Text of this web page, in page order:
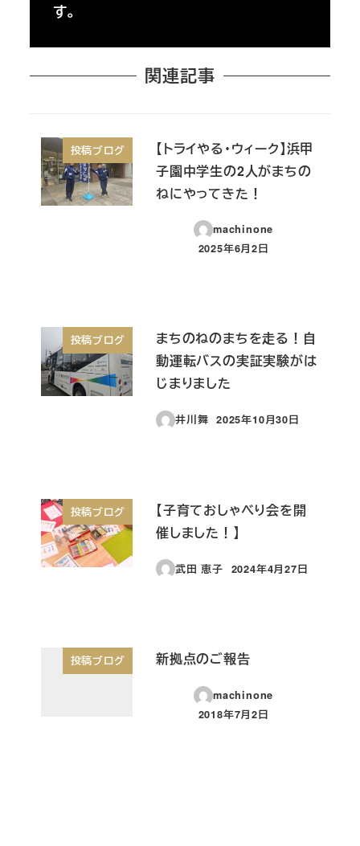
す。
関連記事
投稿ブログ
【トライやる・ウィーク】浜甲
子園中学生の2人がまちの
ねにやってきた！
machinone
投稿日
2025年6月2日
投稿ブログ
まちのねのまちを走る！自
動運転バスの実証実験がは
じまりました
井川舞
投稿日
2025年10月30日
投稿ブログ
【子育ておしゃべり会を開
催しました！】
武田 恵子
投稿日
2024年4月27日
投稿ブログ 新拠点のご報告
machinone
投稿日
2018年7月2日